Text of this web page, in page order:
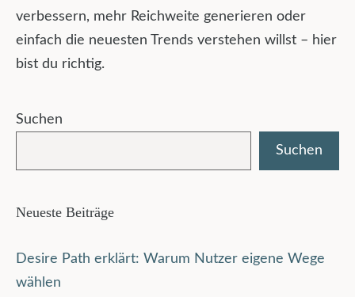
verbessern, mehr Reichweite generieren oder
einfach die neuesten Trends verstehen willst – hier
bist du richtig.
Suchen
Suchen
Neueste Beiträge
Desire Path erklärt: Warum Nutzer eigene Wege
wählen